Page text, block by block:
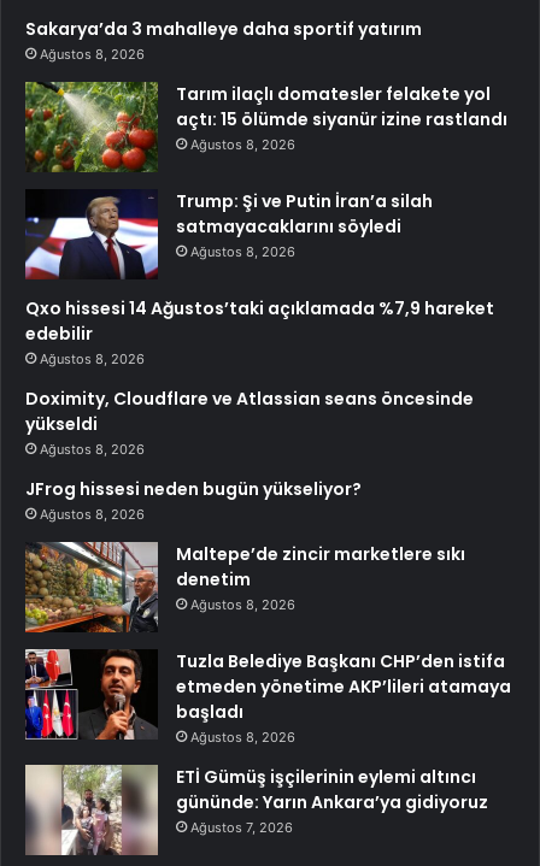
Sakarya’da 3 mahalleye daha sportif yatırım
Ağustos 8, 2026
Tarım ilaçlı domatesler felakete yol
açtı: 15 ölümde siyanür izine rastlandı
Ağustos 8, 2026
Trump: Şi ve Putin İran’a silah
satmayacaklarını söyledi
Ağustos 8, 2026
Qxo hissesi 14 Ağustos’taki açıklamada %7,9 hareket
edebilir
Ağustos 8, 2026
Doximity, Cloudflare ve Atlassian seans öncesinde
yükseldi
Ağustos 8, 2026
JFrog hissesi neden bugün yükseliyor?
Ağustos 8, 2026
Maltepe’de zincir marketlere sıkı
denetim
Ağustos 8, 2026
Tuzla Belediye Başkanı CHP’den istifa
etmeden yönetime AKP’lileri atamaya
başladı
Ağustos 8, 2026
ETİ Gümüş işçilerinin eylemi altıncı
gününde: Yarın Ankara’ya gidiyoruz
Ağustos 7, 2026